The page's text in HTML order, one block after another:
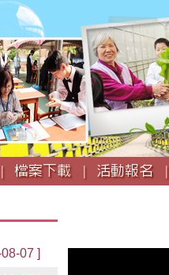
跳
到
主
要
內
容
檔案下載 | 活動報名 |
07 ]